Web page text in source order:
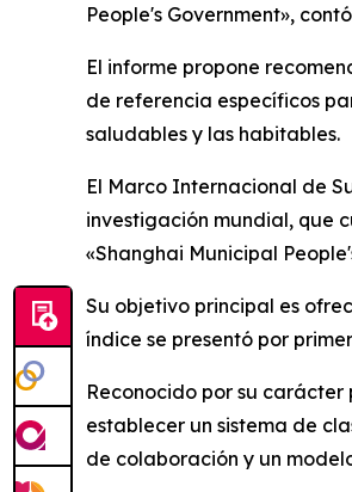
People's Government»,
El informe propone
de referencia específicos
saludables y las habitables.
El Marco Internacional de
investigación mundial, que
«Shanghai Municipal
Su objetivo principal es
índice se presentó por
Reconocido por su
establecer un sistema de
de colaboración y un